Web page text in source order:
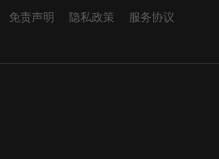
免责声明 隐私政策
服务协议